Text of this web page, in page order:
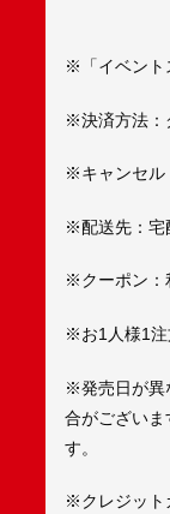
※「イベント
※決済方法：
※キャンセル
※配送先：宅
※クーポン：
※お1人様1注
※発売日が異
合がございま
す。
※クレジット